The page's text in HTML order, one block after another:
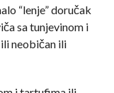
“lenje” doručak
sa tunjevinom i
neobičan ili